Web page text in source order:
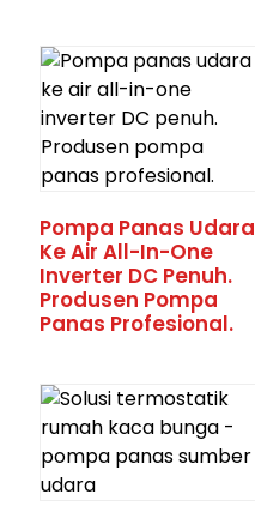
Pompa Panas Udara
Ke Air All-In-One
Inverter DC Penuh.
Produsen Pompa
Panas Profesional.